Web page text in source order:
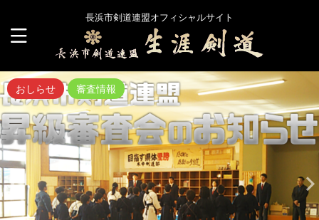
長浜市剣道連盟オフィシャルサイト
おしらせ 審査情報